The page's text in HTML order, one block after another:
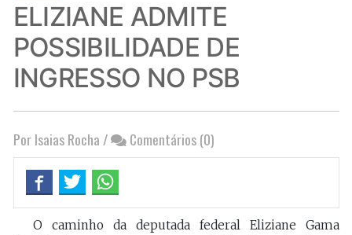
ELIZIANE ADMITE
POSSIBILIDADE DE
INGRESSO NO PSB
Por Isaias Rocha / Comentários (0)
O caminho da deputada federal Eliziane Gama